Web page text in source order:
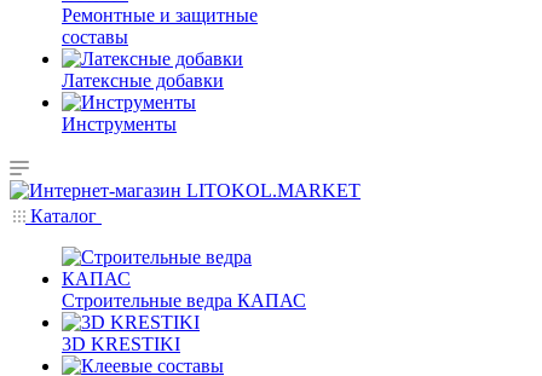
Ремонтные и защитные
составы
Латексные добавки
Инструменты
Каталог
Строительные ведра КАПАС
3D KRESTIKI